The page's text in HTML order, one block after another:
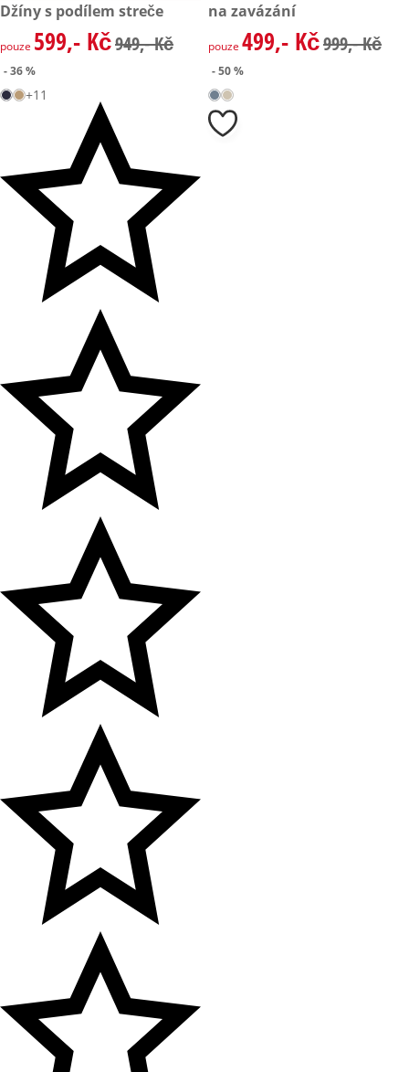
zlevněná cena: 599,- Kč, původní cena: 949,- Kč
- 36 %
Džíny s podílem streče
zlevněná cena: 599,- Kč, původní cena: 949,- Kč
pouze 599,- Kč949,- Kč
- 36 %
+11
na zavázání
zlevněná cena: 499,- Kč,
pouze 499,- Kč999,- Kč
- 50 %